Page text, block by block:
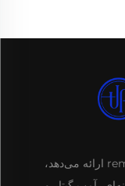
تکنولوژی Aa1 محصولات صوتی پremium ارائه می‌دهد،